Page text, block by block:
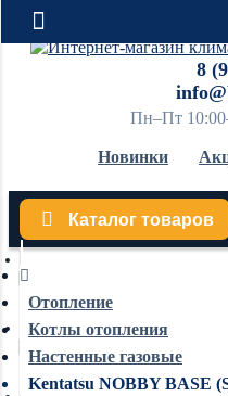
8
Пн–Пт
Новинки
Каталог товаров
Кондиционеры
Обогреватели
Отопление
Котлы отопления
Настенные газовые
Kentatsu NOBBY BASE